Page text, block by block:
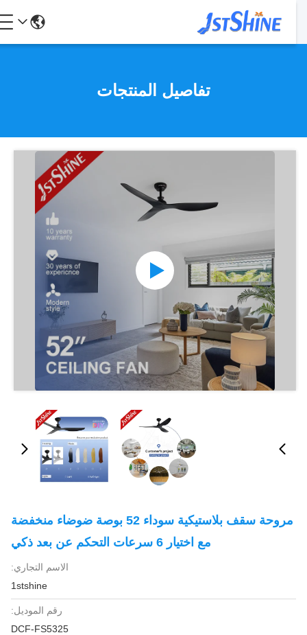
تفاصيل المنتجات
مروحة سقف بلاستيكية سوداء 52 بوصة ضوضاء منخفضة
مع اختيار 6 سرعات التحكم عن بعد ذكي
الاسم التجاري:
1stshine
رقم الموديل:
DCF-FS5325